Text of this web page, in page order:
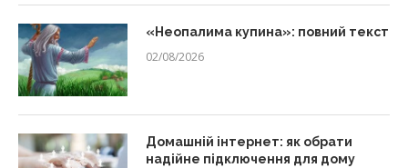
«Неопалима купина»: повний текст
02/08/2026
Домашній інтернет: як обрати
надійне підключення для дому